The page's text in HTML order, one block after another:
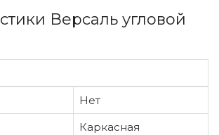
Версаль угловой
Нет
Каркасная